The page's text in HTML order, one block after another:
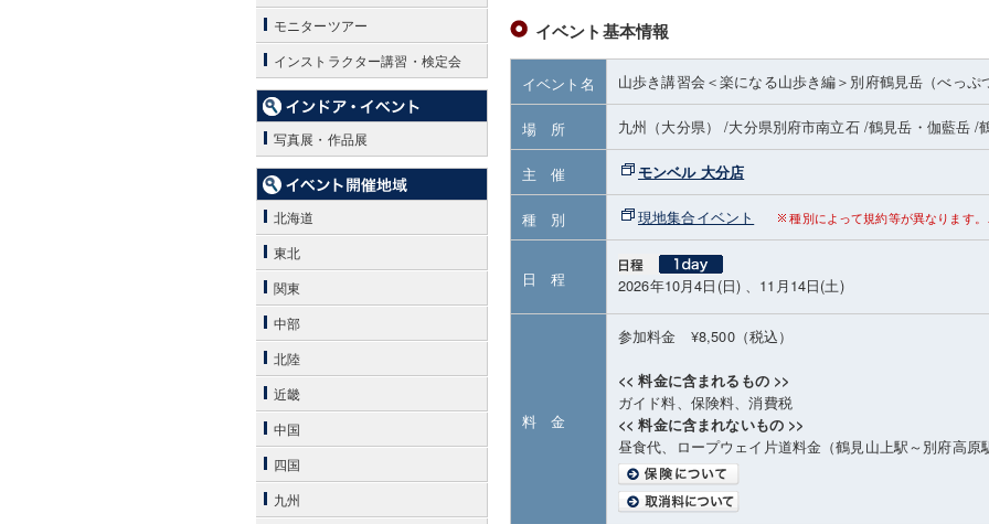
イベント基本情報
イベント名 山歩き講習会＜楽になる山歩き編＞別府鶴見岳（べっぷ
場 所 九州（大分県） /大分県別府市南立石/鶴見岳・伽藍岳 /
主 催 モンベル 大分店
種 別 現地集合イベント 種別によって規約等が異なります
日 程 2026年10月4日(日) 、11月14日(土)
料 金
参加料金 ¥8,500（税込）
<< 料金に含まれるもの >>
ガイド料、保険料、消費税
<< 料金に含まれないもの >>
昼食代、ロープウェイ片道料金（鶴見山上駅～別府高原
モニターツアー
インストラクター講習・検定会
写真展・作品展
北海道
東北
関東
中部
北陸
近畿
中国
四国
九州